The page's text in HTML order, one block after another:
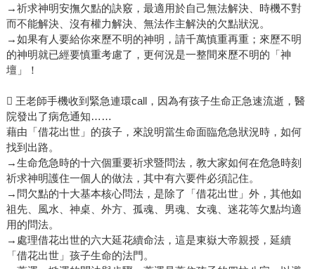
→祈求神明安撫欠點的訣竅，最適用於自己無法解決、時機不對
而不能解決、沒有權力解決、無法作主解決的欠點狀況。
→如果有人要給你來歷不明的神明，請千萬慎重再重；來歷不明
的神明就已經要慎重考慮了，更何況是一整間來歷不明的「神
壇」！
 王老師手機收到緊急連環call，因為有孩子生命正急速流逝，醫
院發出了病危通知……
藉由「借花出世」的孩子，來說明當生命面臨危急狀況時，如何
找到出路。
→生命危急時的十六個重要祈求暨問法，教大家如何在危急時刻
祈求神明護住一個人的做法，其中有六要件必須記住。
→問欠點的十大基本核心問法，是除了「借花出世」外，其他如
祖先、風水、神桌、外方、孤魂、男魂、女魂、迷花等欠點均適
用的問法。
→處理借花出世的六大延花續命法，這是東嶽大帝親授，延續
「借花出世」孩子生命的法門。